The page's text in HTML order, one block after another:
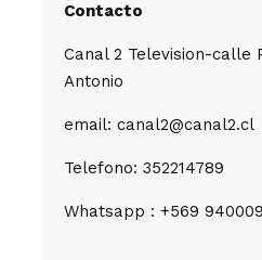
Contacto
Canal 2 Television-calle
Antonio
email: canal2@canal2.cl
Telefono: 352214789
Whatsapp : +569